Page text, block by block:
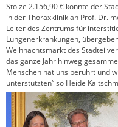
Stolze 2.156,90 € konnte der
in der Thoraxklinik an Prof. Dr.
Leiter des Zentrums für
Lungenerkrankungen,
Weihnachtsmarkt des
das ganze Jahr hinweg
Menschen hat uns berührt und
unter­stützten“ so Heide